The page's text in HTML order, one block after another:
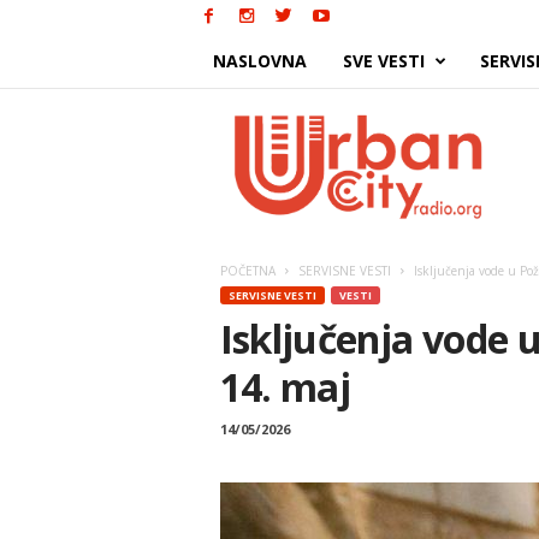
NASLOVNA SVE VESTI
POČETNA SERVISNE VESTI Isključenja vode u
SERVISNE VESTI VESTI
Isključenja vode
14. maj
14/05/2026